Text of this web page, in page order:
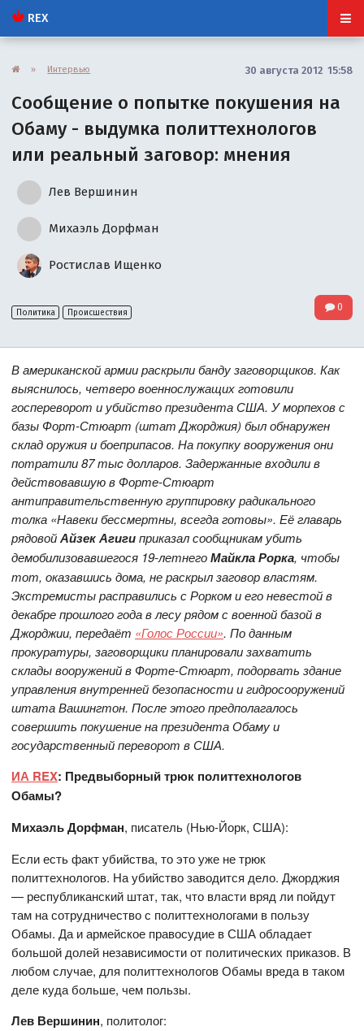
REX
» Интервью 30 августа 2012 15:58
Сообщение о попытке покушения на
Обаму - выдумка политтехнологов
или реальный заговор: мнения
Лев Вершинин
Михаэль Дорфман
Ростислав Ищенко
Политика Происшествия 0
В американской армии раскрыли банду заговорщиков. Как
выяснилось, четверо военнослужащих готовили
госпереворот и убийство президента США. У морпехов с
базы Форт-Стюарт (штат Джорджия) был обнаружен
склад оружия и боеприпасов. На покупку вооружения они
потратили 87 тыc долларов. Задержанные входили в
действовавшую в Форте-Стюарт
антиправительственную группировку радикального
толка «Навеки бессмертны, всегда готовы». Её главарь
рядовойАйзек Агигиприказал сообщникам убить
демобилизовавшегося 19-летнегоМайкла Рорка, чтобы
тот, оказавшись дома, не раскрыл заговор властям.
Экстремисты расправились с Рорком и его невестой в
декабре прошлого года в лесу рядом с военной базой в
Джорджии, передаёт «Голос России». По данным
прокуратуры, заговорщики планировали захватить
склады вооружений в Форте-Стюарт, подорвать здание
управления внутренней безопасности и гидросооружений
штата Вашингтон. После этого предполагалось
совершить покушение на президента Обаму и
государственный переворот в США.
ИА REX: Предвыборный трюк политтехнологов
Обамы?
Михаэль Дорфман, писатель (Нью-Йорк, США):
Если есть факт убийства, то это уже не трюк
политтехнологов. На убийство заводится дело. Джорджия
— республиканский штат, так, что власти вряд ли пойдут
там на сотрудничество с политтехнологами в пользу
Обамы. Да и армейское правосудие в США обладает
большой долей независимости от политических приказов. В
любом случае, для политтехнологов Обамы вреда в таком
деле куда больше, чем пользы.
Лев Вершинин, политолог: